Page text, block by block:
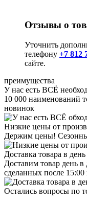
Отзывы о
Уточнить
телефону +7 812
сайте.
преимущества
У нас есть ВСЁ
10 000 наименований
новинок
Низкие цены от
Держим цены!
Доставка товара в день
Доставим товар день в
сделанных после
Остались вопросы по